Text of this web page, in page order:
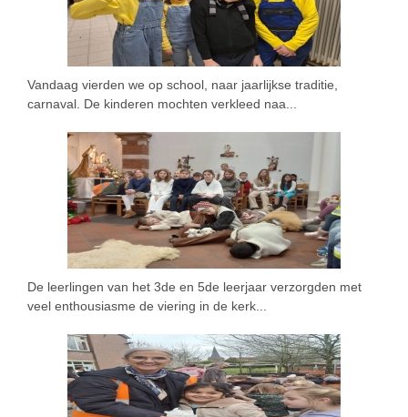
Vandaag vierden we op school, naar jaarlijkse traditie,
carnaval. De kinderen mochten verkleed naa...
De leerlingen van het 3de en 5de leerjaar verzorgden met
veel enthousiasme de viering in de kerk...